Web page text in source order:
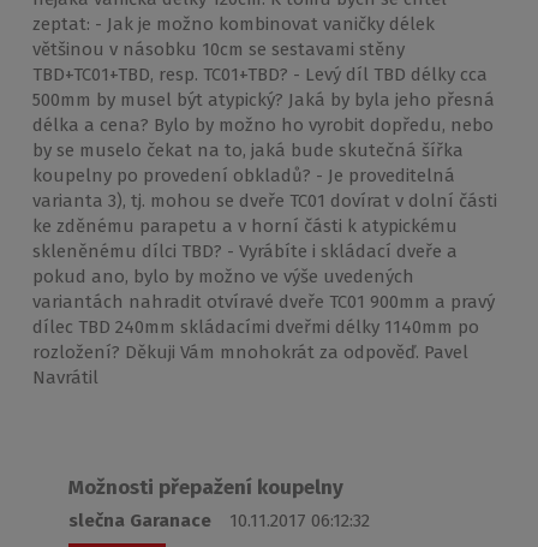
zeptat: - Jak je možno kombinovat vaničky délek
většinou v násobku 10cm se sestavami stěny
TBD+TC01+TBD, resp. TC01+TBD? - Levý díl TBD délky cca
500mm by musel být atypický? Jaká by byla jeho přesná
délka a cena? Bylo by možno ho vyrobit dopředu, nebo
by se muselo čekat na to, jaká bude skutečná šířka
koupelny po provedení obkladů? - Je proveditelná
varianta 3), tj. mohou se dveře TC01 dovírat v dolní části
ke zděnému parapetu a v horní části k atypickému
skleněnému dílci TBD? - Vyrábíte i skládací dveře a
pokud ano, bylo by možno ve výše uvedených
variantách nahradit otvíravé dveře TC01 900mm a pravý
dílec TBD 240mm skládacími dveřmi délky 1140mm po
rozložení? Děkuji Vám mnohokrát za odpověď. Pavel
Navrátil
Možnosti přepažení koupelny
slečna Garanace
10.11.2017 06:12:32